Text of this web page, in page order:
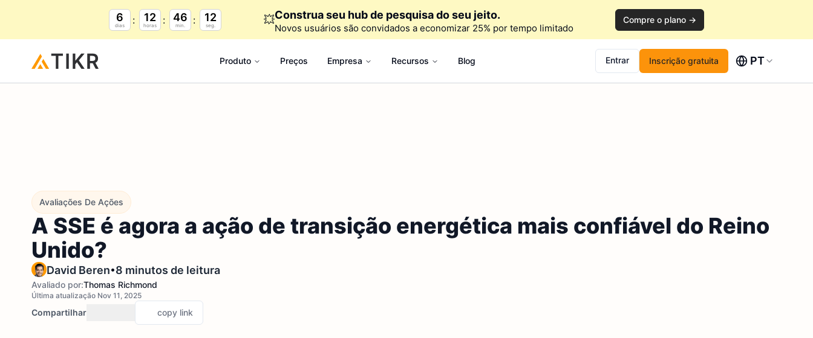
6
dias
12
horas
46
min.
11
seg. 💥Construa seu hub de pesquisa do seu jeito.
Novos usuários são convidados a economizar 25% por tempo limitado
Compre o plano →
Produto Preços Empresa Recursos Blog Entrar Inscrição gratuita PT
Avaliações De Ações
A SSE é agora a ação de transição energética mais confiável do Reino
Unido?
David Beren•8 minutos de leitura
Avaliado por:Thomas Richmond
Última atualização Nov 11, 2025
Compartilhar copy link